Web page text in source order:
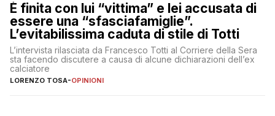
È finita con lui “vittima” e lei accusata di
essere una “sfasciafamiglie”.
L’evitabilissima caduta di stile di Totti
L’intervista rilasciata da Francesco Totti al Corriere della Sera
sta facendo discutere a causa di alcune dichiarazioni dell’ex
calciatore
LORENZO TOSA-OPINIONI